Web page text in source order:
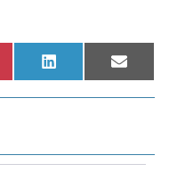
LinkedIn Email